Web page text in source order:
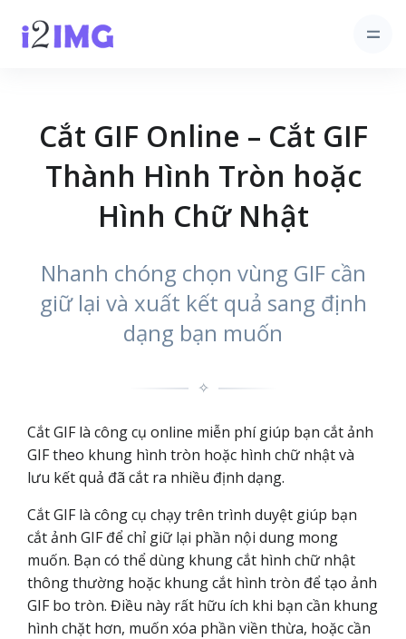
Cắt GIF Online – Cắt GIF
Thành Hình Tròn hoặc
Hình Chữ Nhật
Nhanh chóng chọn vùng GIF cần
giữ lại và xuất kết quả sang định
dạng bạn muốn
✧
Cắt GIF là công cụ online miễn phí giúp bạn cắt ảnh
GIF theo khung hình tròn hoặc hình chữ nhật và
lưu kết quả đã cắt ra nhiều định dạng.
Cắt GIF là công cụ chạy trên trình duyệt giúp bạn
cắt ảnh GIF để chỉ giữ lại phần nội dung mong
muốn. Bạn có thể dùng khung cắt hình chữ nhật
thông thường hoặc khung cắt hình tròn để tạo ảnh
GIF bo tròn. Điều này rất hữu ích khi bạn cần khung
hình chặt hơn, muốn xóa phần viền thừa, hoặc cần